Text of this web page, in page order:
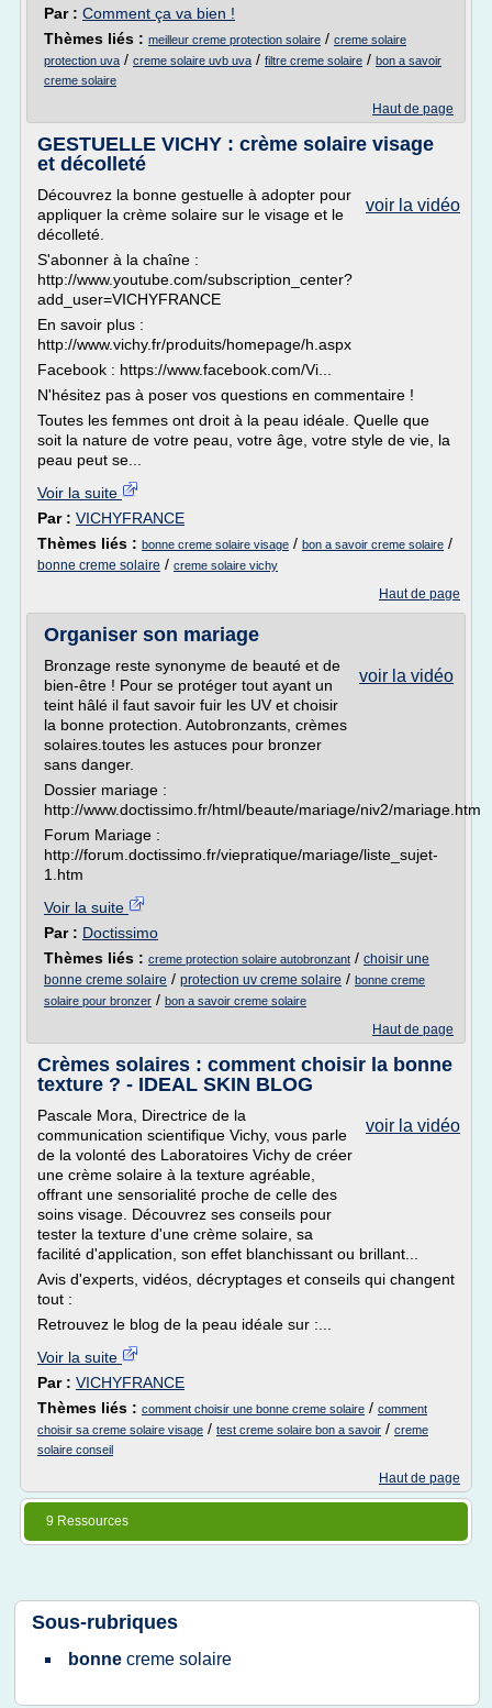
Par : Comment ça va bien !
Thèmes liés : meilleur creme protection solaire / creme solaire
protection uva / creme solaire uvb uva / filtre creme solaire / bon a savoir
creme solaire
Haut de page
GESTUELLE VICHY : crème solaire visage
et décolleté
voir la vidéo
Découvrez la bonne gestuelle à adopter pour
appliquer la crème solaire sur le visage et le
décolleté.
S'abonner à la chaîne :
http://www.youtube.com/subscription_center?
add_user=VICHYFRANCE
En savoir plus :
http://www.vichy.fr/produits/homepage/h.aspx
Facebook : https://www.facebook.com/Vi...
N'hésitez pas à poser vos questions en commentaire !
Toutes les femmes ont droit à la peau idéale. Quelle que
soit la nature de votre peau, votre âge, votre style de vie, la
peau peut se...
Voir la suite
Par : VICHYFRANCE
Thèmes liés : bonne creme solaire visage / bon a savoir creme solaire /
bonne creme solaire / creme solaire vichy
Haut de page
Organiser son mariage
voir la vidéo
Bronzage reste synonyme de beauté et de
bien-être ! Pour se protéger tout ayant un
teint hâlé il faut savoir fuir les UV et choisir
la bonne protection. Autobronzants, crèmes
solaires.toutes les astuces pour bronzer
sans danger.
Dossier mariage :
http://www.doctissimo.fr/html/beaute/mariage/niv2/mariage.htm
Forum Mariage :
http://forum.doctissimo.fr/viepratique/mariage/liste_sujet-
1.htm
Voir la suite
Par : Doctissimo
Thèmes liés : creme protection solaire autobronzant / choisir une
bonne creme solaire / protection uv creme solaire / bonne creme
solaire pour bronzer / bon a savoir creme solaire
Haut de page
Crèmes solaires : comment choisir la bonne
texture ? - IDEAL SKIN BLOG
voir la vidéo
Pascale Mora, Directrice de la
communication scientifique Vichy, vous parle
de la volonté des Laboratoires Vichy de créer
une crème solaire à la texture agréable,
offrant une sensorialité proche de celle des
soins visage. Découvrez ses conseils pour
tester la texture d'une crème solaire, sa
facilité d'application, son effet blanchissant ou brillant...
Avis d'experts, vidéos, décryptages et conseils qui changent
tout :
Retrouvez le blog de la peau idéale sur :...
Voir la suite
Par : VICHYFRANCE
Thèmes liés : comment choisir une bonne creme solaire / comment
choisir sa creme solaire visage / test creme solaire bon a savoir / creme
solaire conseil
Haut de page
9 Ressources
Sous-rubriques
bonne creme solaire